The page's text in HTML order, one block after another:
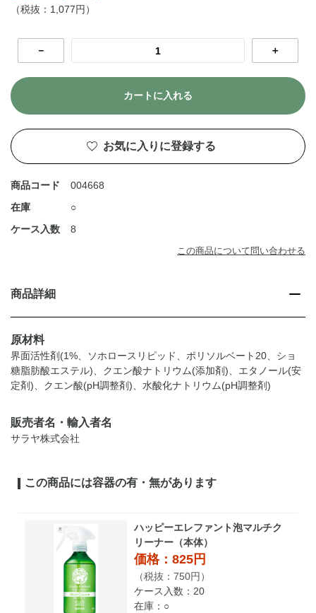
（税抜：1,077円）
－ ＋
カートに入れる
お気に入りに登録する
この商品には容器の有・無があります
ハッピーエレファント泡マルチク
リーナー（本体）
価格：825円
（税抜：750円）
ケース入数：20
在庫：○
商品コード
004668
在庫
○
ケース入数
8
この商品について問い合わせる
商品詳細
原材料
界面活性剤(1%、ソホロースリピッド、ポリソルベート20、ショ
糖脂肪酸エステル)、クエン酸ナトリウム(添加剤)、エタノール(安
定剤)、クエン酸(pH調整剤)、水酸化ナトリウム(pH調整剤)
販売者名・輸入者名
サラヤ株式会社